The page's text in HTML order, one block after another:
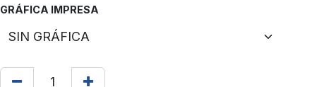
GRÁFICA IMPRESA